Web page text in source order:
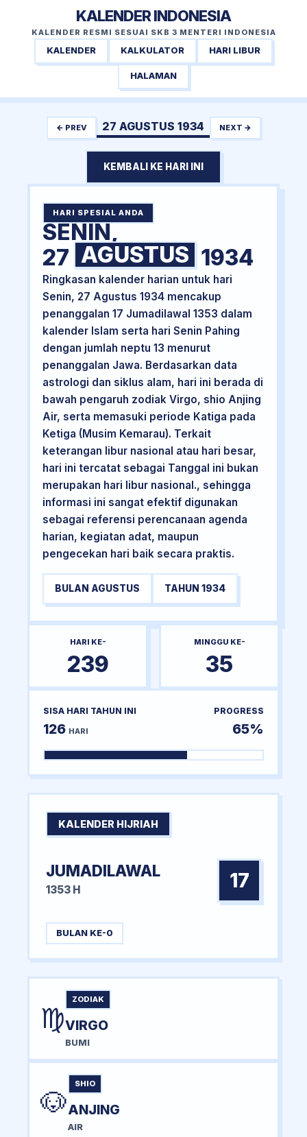
KALENDER INDONESIA
KALENDER RESMI SESUAI SKB 3 MENTERI INDONESIA
KALENDER KALKULATOR HARI LIBUR
HALAMAN
← PREV 27 AGUSTUS 1934 NEXT →
KEMBALI KE HARI INI
HARI SPESIAL ANDA
SENIN,
27 AGUSTUS 1934
Ringkasan kalender harian untuk hari
Senin, 27 Agustus 1934 mencakup
penanggalan 17 Jumadilawal 1353 dalam
kalender Islam serta hari Senin Pahing
dengan jumlah neptu 13 menurut
penanggalan Jawa. Berdasarkan data
astrologi dan siklus alam, hari ini berada di
bawah pengaruh zodiak Virgo, shio Anjing
Air, serta memasuki periode Katiga pada
Ketiga (Musim Kemarau). Terkait
keterangan libur nasional atau hari besar,
hari ini tercatat sebagai Tanggal ini bukan
merupakan hari libur nasional., sehingga
informasi ini sangat efektif digunakan
sebagai referensi perencanaan agenda
harian, kegiatan adat, maupun
pengecekan hari baik secara praktis.
BULAN AGUSTUS TAHUN 1934
HARI KE-
239
MINGGU KE-
35
SISA HARI TAHUN INI
126 HARI
PROGRESS
65%
KALENDER HIJRIAH
JUMADILAWAL
1353 H 17
BULAN KE-0
♍
ZODIAK
VIRGO
BUMI
🐶
SHIO
ANJING
AIR